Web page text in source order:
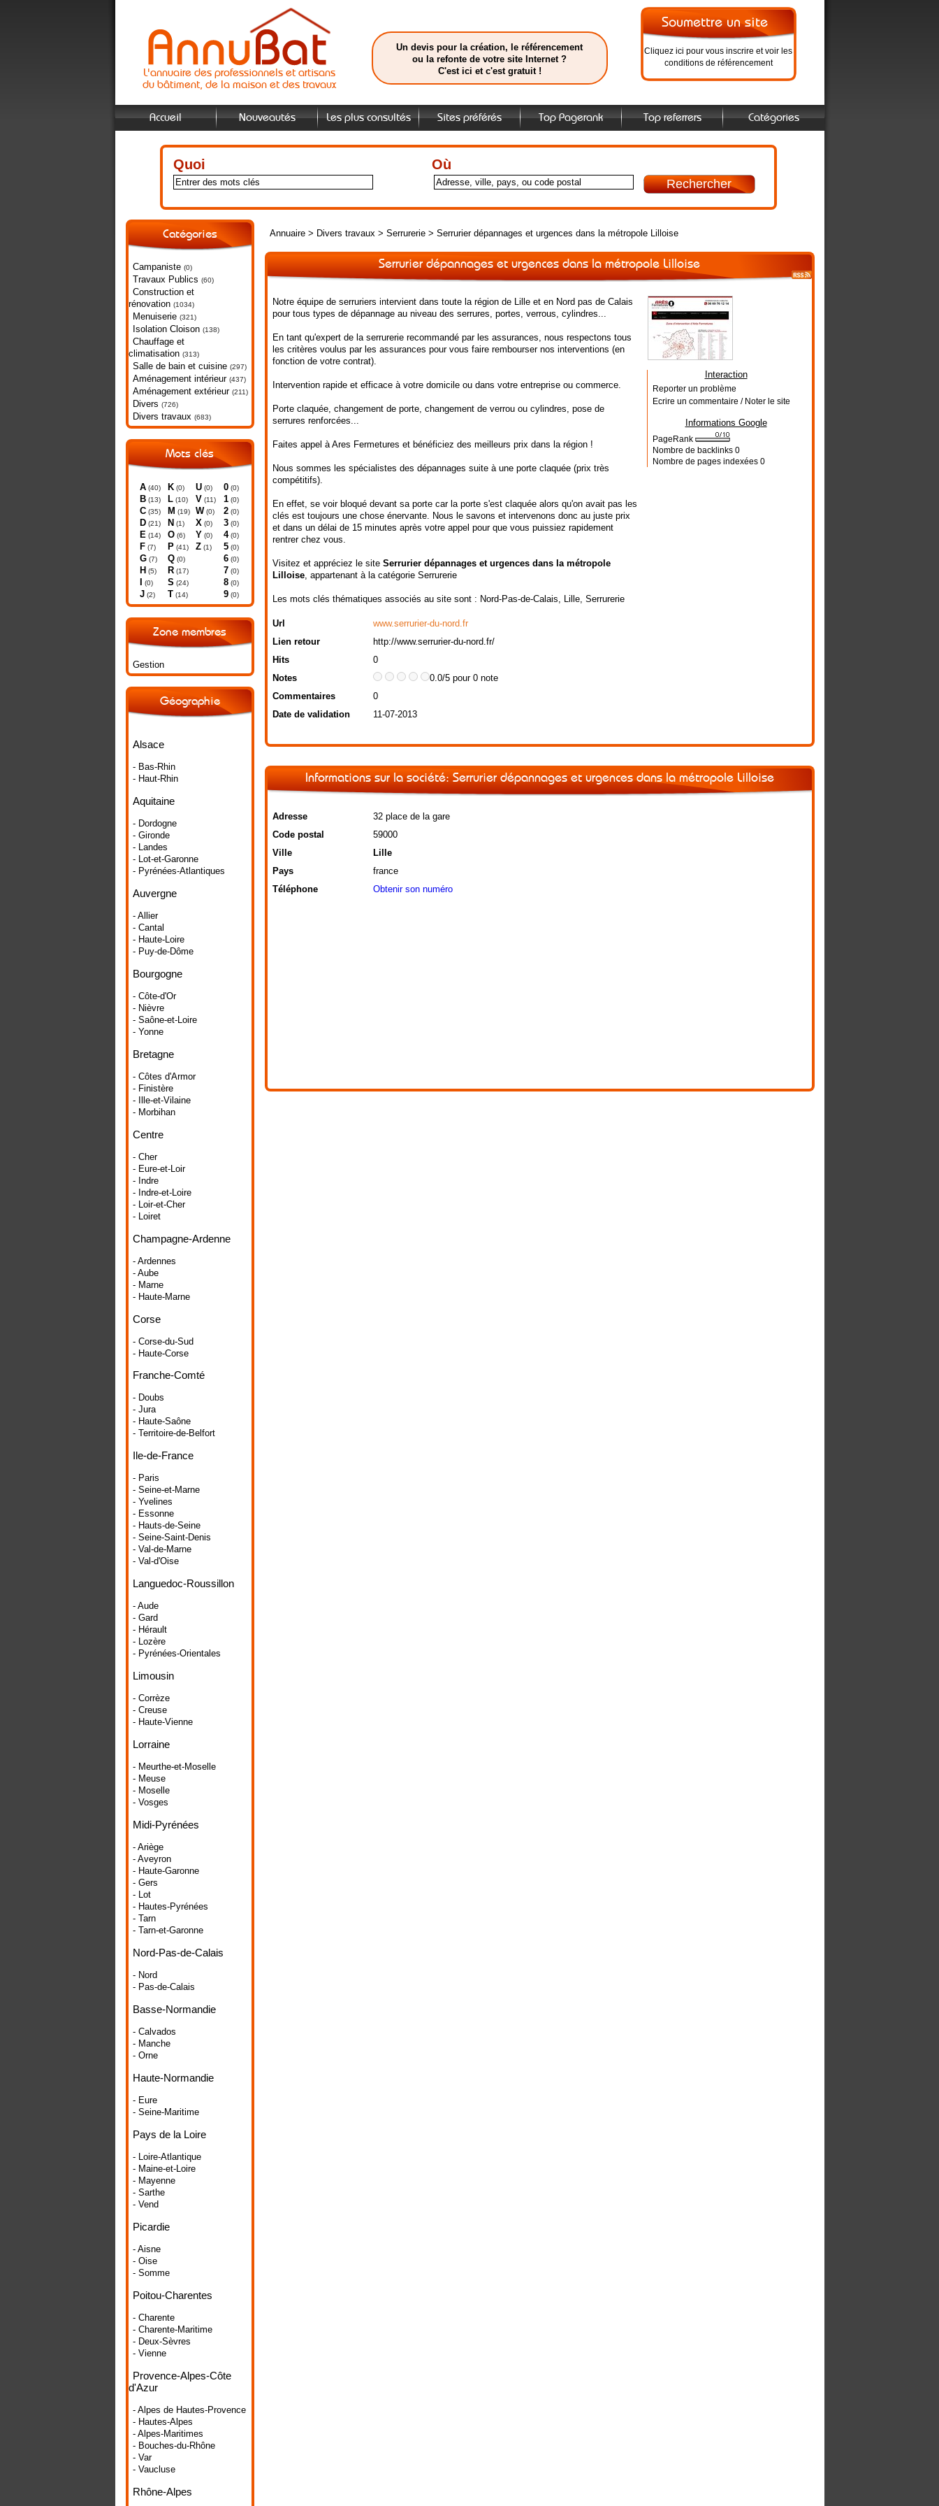
L'annuaire des professionnels et artisans
du bâtiment, de la maison et des travaux
Un devis pour la création, le référencement
ou la refonte de votre site Internet ?
C'est ici et c'est gratuit !
Cliquez ici pour vous inscrire et voir les
conditions de référencement
Accueil Nouveautés Les plus consultés Sites préférés Top Pagerank Top referrers Catégories
Quoi Où
Catégories
Campaniste (0)
Travaux Publics (60)
Construction et
rénovation (1034)
Menuiserie (321)
Isolation Cloison (138)
Chauffage et
climatisation (313)
Salle de bain et cuisine (297)
Aménagement intérieur (437)
Aménagement extérieur (211)
Divers (726)
Divers travaux (683)
Mots clés
A(40)
B(13)
C(35)
D(21)
E (14)
F(7)
G(7)
H (5)
(0)
J(2)
K(0)
L(10)
M (19)
N (1)
O(6)
P(41)
Q(0)
R(17)
S (24)
T (14)
U(0)
V (11)
W(0)
X (0)
Y (0)
Z(1)
0(0)
1(0)
2(0)
3(0)
4(0)
5(0)
6(0)
7(0)
8(0)
9(0)
Zone membres
Gestion
Géographie
Alsace
- Bas-Rhin
- Haut-Rhin
Aquitaine
- Dordogne
- Gironde
- Landes
- Lot-et-Garonne
- Pyrénées-Atlantiques
Auvergne
- Allier
- Cantal
- Haute-Loire
- Puy-de-Dôme
Bourgogne
- Côte-d'Or
- Nièvre
- Saône-et-Loire
- Yonne
Bretagne
- Côtes d'Armor
- Finistère
- Ille-et-Vilaine
- Morbihan
Centre
- Cher
- Eure-et-Loir
- Indre
- Indre-et-Loire
- Loir-et-Cher
- Loiret
Champagne-Ardenne
- Ardennes
- Aube
- Marne
- Haute-Marne
Corse
- Corse-du-Sud
- Haute-Corse
Franche-Comté
- Doubs
- Jura
- Haute-Saône
- Territoire-de-Belfort
Ile-de-France
- Paris
- Seine-et-Marne
- Yvelines
- Essonne
- Hauts-de-Seine
- Seine-Saint-Denis
- Val-de-Marne
- Val-d'Oise
Languedoc-Roussillon
- Aude
- Gard
- Hérault
- Lozère
- Pyrénées-Orientales
Limousin
- Corrèze
- Creuse
- Haute-Vienne
Lorraine
- Meurthe-et-Moselle
- Meuse
- Moselle
- Vosges
Midi-Pyrénées
- Ariège
- Aveyron
- Haute-Garonne
- Gers
- Lot
- Hautes-Pyrénées
- Tarn
- Tarn-et-Garonne
Nord-Pas-de-Calais
- Nord
- Pas-de-Calais
Basse-Normandie
- Calvados
- Manche
- Orne
Haute-Normandie
- Eure
- Seine-Maritime
Pays de la Loire
- Loire-Atlantique
- Maine-et-Loire
- Mayenne
- Sarthe
- Vend
Picardie
- Aisne
- Oise
- Somme
Poitou-Charentes
- Charente
- Charente-Maritime
- Deux-Sèvres
- Vienne
Provence-Alpes-Côte
d'Azur
- Alpes de Hautes-Provence
- Hautes-Alpes
- Alpes-Maritimes
- Bouches-du-Rhône
- Var
- Vaucluse
Rhône-Alpes
Annuaire> Divers travaux> Serrurerie> Serrurier dépannages et urgences dans la métropole Lilloise
Serrurier dépannages et urgences dans la métropole Lilloise
Notre équipe de serruriers intervient dans toute la région de Lille et en Nord pas de Calais
pour tous types de dépannage au niveau des serrures, portes, verrous, cylindres...
En tant qu'expert de la serrurerie recommandé par les assurances, nous respectons tous
les critères voulus par les assurances pour vous faire rembourser nos interventions (en
fonction de votre contrat).
Intervention rapide et efficace à votre domicile ou dans votre entreprise ou commerce.
Porte claquée, changement de porte, changement de verrou ou cylindres, pose de
serrures renforcées...
Faites appel à Ares Fermetures et bénéficiez des meilleurs prix dans la région !
Nous sommes les spécialistes des dépannages suite à une porte claquée (prix très
compétitifs).
En effet, se voir bloqué devant sa porte car la porte s'est claquée alors qu'on avait pas les
clés est toujours une chose énervante. Nous le savons et intervenons donc au juste prix
et dans un délai de 15 minutes après votre appel pour que vous puissiez rapidement
rentrer chez vous.
Visitez et appréciez le site Serrurier dépannages et urgences dans la métropole
Lilloise, appartenant à la catégorie Serrurerie
Les mots clés thématiques associés au site sont : Nord-Pas-de-Calais, Lille, Serrurerie
Url
www.serrurier-du-nord.fr
Lien retour
http://www.serrurier-du-nord.fr/
Hits
0
Notes
0.0/5 pour 0 note
Commentaires
0
Date de validation
11-07-2013
Interaction
Reporter un problème
Ecrire un commentaire / Noter le site
Informations Google
PageRank
Nombre de backlinks 0
Nombre de pages indexées 0
Informations sur la société: Serrurier dépannages et urgences dans la métropole Lilloise
Adresse
32 place de la gare
Code postal
59000
Ville
Lille
Pays
france
Téléphone
Obtenir son numéro